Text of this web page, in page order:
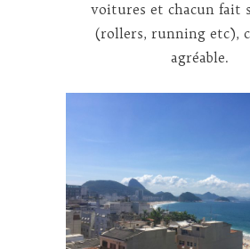
voitures et chacun fait
(rollers, running etc),
agréable.